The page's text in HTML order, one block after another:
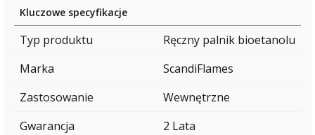
Kluczowe specyfikacje
Typ produktu
Ręczny palnik bioetanolu
Marka
ScandiFlames
Zastosowanie
Wewnętrzne
Gwarancja
2 Lata